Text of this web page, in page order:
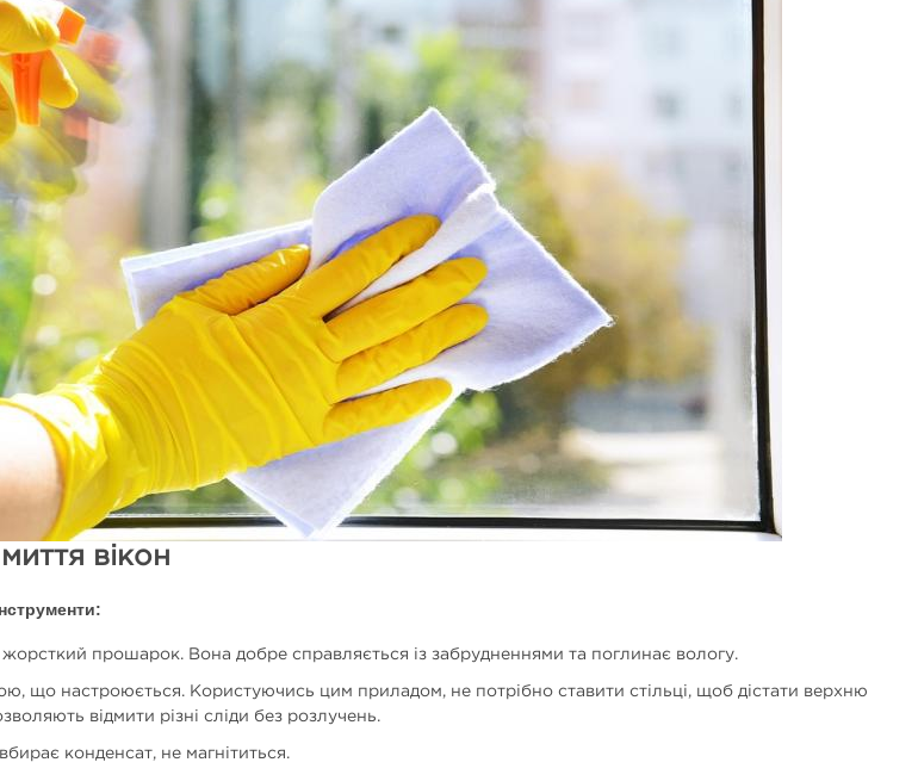
вікон
прошарок. Вона добре справляється із забрудненнями та поглинає вологу.
що настроюється. Користуючись цим приладом, не потрібно ставити стільці, щоб дістати верхню
відмити різні сліди без розлучень.
конденсат, не магнітиться.